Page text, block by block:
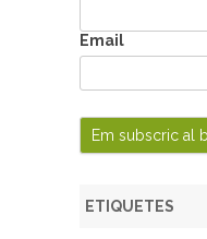
Email
ETIQUETES